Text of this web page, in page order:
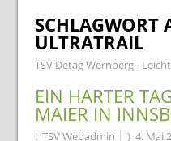
SCHLAGWORT
ULTRATRAIL
TSV Detag Wernberg -
EIN HARTER
MAIER IN
TSV Webadmin 4. Mai